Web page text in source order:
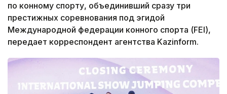
по конному спорту, объединивший сразу три
престижных соревнования под эгидой
Международной федерации конного спорта (FEI),
передает корреспондент агентства Kazinform.